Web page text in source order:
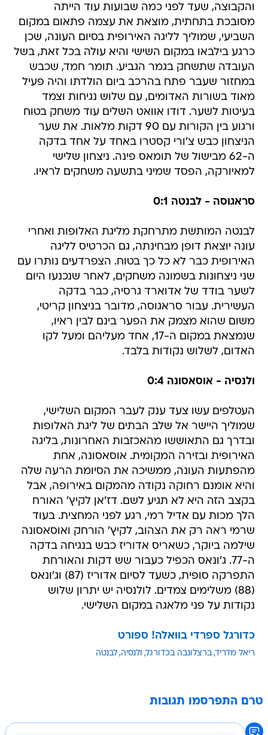
והקבוצה, שעד לפני כמה שבועות עוד הייתה
מסובכת בתחתית, מוצאת את עצמה פתאום במקום
השביעי, שמוליך לליגה האירופית בסיום העונה, שכן
כרגע בילבאו במקום השישי והיא עולה בכל זאת, בשל
העובדה שתשחק בגמר הגביע. תומר חמד, שכבש
במחזור שעבר פתח בהרכב ביום הולדתו והיה פעיל
מאוד בשורות האדומים, עם שלוש נגיחות וצמד
בעיטות לשער. דודו אוואט השלים עוד משחק בטוח
ורגוע בין הקורות עם 90 דקות מלאות. את שער
הניצחון כבש צ'ורי קסטרו באחד על אחד בדקה
ה-62 מבישול של תומאס פינה. ניצחון שלישי
למאיורקה, הפסד שמיני בתשעה משחקים לראיו.
סראגוסה - לבנטה 0:1
לבנטה המותשת מתרחקת מליגת האלופות ואחרי
עונה יוצאת דופן מבחינתה, גם הכרטיס לליגה
האירופית כבר לא כל כך בטוח. הצפרדעים נותרו עם
שני ניצחונות בשמונה משחקים, לאחר שנכנעו היום
לשער בודד של אדוארד גרסיה, כבר בדקה
העשירית. עבור סראגוסה, מדובר בניצחון קריטי,
משום שהוא מצמק את הפער בינם לבין ראיו,
שנמצאת במקום ה-17, אחד מעליהם ומעל לקו
האדום, לשלוש נקודות בלבד.
ולנסיה - אוסאסונה 0:4
העטלפים עשו צעד ענק לעבר המקום השלישי,
שמוליך היישר אל שלב הבתים של ליגת האלופות
ובדרך גם התאוששו מהאכזבות האחרונות, בליגה
האירופית ובזירה המקומית. אוסאסונה, אחת
מהפתעות העונה, ממשיכה את הסיומת הרעה שלה
והיא אומנם רחוקה נקודה מהמקום באירופה, אבל
בקצב הזה היא לא תגיע לשם. דז'אן לקיץ' האורח
הלך מכות עם אדיל רמי, רגע לפני המחצית. בעוד
שרמי ראה רק את הצהוב, לקיץ' הורחק ואוסאסונה
שילמה ביוקר, כשאריס אדוריז כבש בנגיחה בדקה
ה-77. ג'ונאס הכפיל כעבור שש דקות והאורחת
התפרקה סופית, כשעד לסיום אדוריז (87) וג'ונאס
(88) משלימים צמדים. לולנסיה יש יתרון שלוש
נקודות על פני מלאגה במקום השלישי.
כדורגל ספרדי בוואלה! ספורט
ריאל מדריד ברצלונבה בכדורגל ולנסיה לבנטה
טרם התפרסמו תגובות